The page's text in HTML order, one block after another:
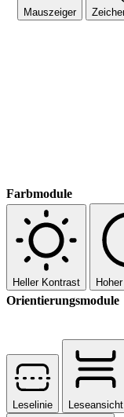
Mauszeiger
Farbmodule
Heller Kontrast
Orientierungsmodule
Leselinie Leseansicht